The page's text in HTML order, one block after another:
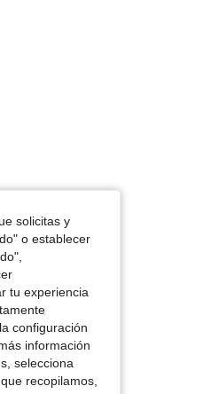
solicitas y
o establecer
tu experiencia
configuración
información
selecciona
recopilamos,